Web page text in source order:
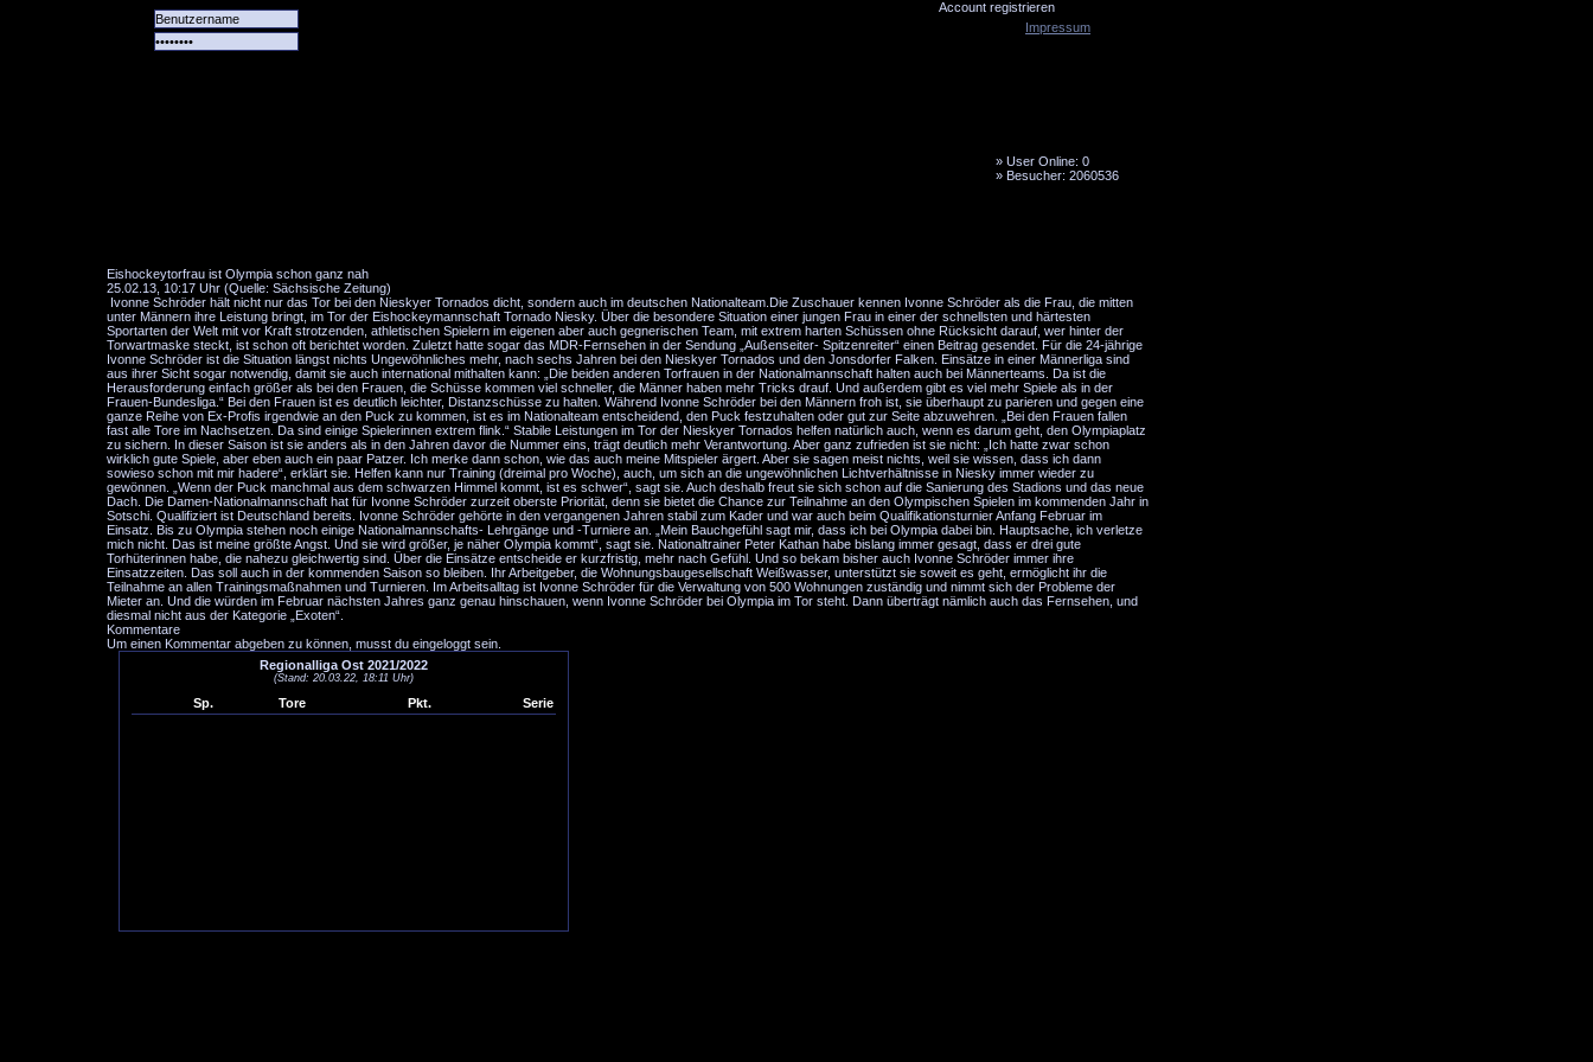
Account registrieren
» User Online: 0
» Besucher: 2060536
Eishockeytorfrau ist Olympia schon ganz nah
25.02.13, 10:17 Uhr (Quelle: Sächsische Zeitung)
Ivonne Schröder hält nicht nur das Tor bei den Nieskyer Tornados dicht, sondern auch im deutschen Nationalteam.Die Zuschauer kennen Ivonne Schröder als die Frau, die mitten
unter Männern ihre Leistung bringt, im Tor der Eishockeymannschaft Tornado Niesky. Über die besondere Situation einer jungen Frau in einer der schnellsten und härtesten
Sportarten der Welt mit vor Kraft strotzenden, athletischen Spielern im eigenen aber auch gegnerischen Team, mit extrem harten Schüssen ohne Rücksicht darauf, wer hinter der
Torwartmaske steckt, ist schon oft berichtet worden. Zuletzt hatte sogar das MDR-Fernsehen in der Sendung „Außenseiter- Spitzenreiter“ einen Beitrag gesendet. Für die 24-jährige
Ivonne Schröder ist die Situation längst nichts Ungewöhnliches mehr, nach sechs Jahren bei den Nieskyer Tornados und den Jonsdorfer Falken. Einsätze in einer Männerliga sind
aus ihrer Sicht sogar notwendig, damit sie auch international mithalten kann: „Die beiden anderen Torfrauen in der Nationalmannschaft halten auch bei Männerteams. Da ist die
Herausforderung einfach größer als bei den Frauen, die Schüsse kommen viel schneller, die Männer haben mehr Tricks drauf. Und außerdem gibt es viel mehr Spiele als in der
Frauen-Bundesliga.“ Bei den Frauen ist es deutlich leichter, Distanzschüsse zu halten. Während Ivonne Schröder bei den Männern froh ist, sie überhaupt zu parieren und gegen eine
ganze Reihe von Ex-Profis irgendwie an den Puck zu kommen, ist es im Nationalteam entscheidend, den Puck festzuhalten oder gut zur Seite abzuwehren. „Bei den Frauen fallen
fast alle Tore im Nachsetzen. Da sind einige Spielerinnen extrem flink.“ Stabile Leistungen im Tor der Nieskyer Tornados helfen natürlich auch, wenn es darum geht, den Olympiaplatz
zu sichern. In dieser Saison ist sie anders als in den Jahren davor die Nummer eins, trägt deutlich mehr Verantwortung. Aber ganz zufrieden ist sie nicht: „Ich hatte zwar schon
wirklich gute Spiele, aber eben auch ein paar Patzer. Ich merke dann schon, wie das auch meine Mitspieler ärgert. Aber sie sagen meist nichts, weil sie wissen, dass ich dann
sowieso schon mit mir hadere“, erklärt sie. Helfen kann nur Training (dreimal pro Woche), auch, um sich an die ungewöhnlichen Lichtverhältnisse in Niesky immer wieder zu
gewönnen. „Wenn der Puck manchmal aus dem schwarzen Himmel kommt, ist es schwer“, sagt sie. Auch deshalb freut sie sich schon auf die Sanierung des Stadions und das neue
Dach. Die Damen-Nationalmannschaft hat für Ivonne Schröder zurzeit oberste Priorität, denn sie bietet die Chance zur Teilnahme an den Olympischen Spielen im kommenden Jahr in
Sotschi. Qualifiziert ist Deutschland bereits. Ivonne Schröder gehörte in den vergangenen Jahren stabil zum Kader und war auch beim Qualifikationsturnier Anfang Februar im
Einsatz. Bis zu Olympia stehen noch einige Nationalmannschafts- Lehrgänge und -Turniere an. „Mein Bauchgefühl sagt mir, dass ich bei Olympia dabei bin. Hauptsache, ich verletze
mich nicht. Das ist meine größte Angst. Und sie wird größer, je näher Olympia kommt“, sagt sie. Nationaltrainer Peter Kathan habe bislang immer gesagt, dass er drei gute
Torhüterinnen habe, die nahezu gleichwertig sind. Über die Einsätze entscheide er kurzfristig, mehr nach Gefühl. Und so bekam bisher auch Ivonne Schröder immer ihre
Einsatzzeiten. Das soll auch in der kommenden Saison so bleiben. Ihr Arbeitgeber, die Wohnungsbaugesellschaft Weißwasser, unterstützt sie soweit es geht, ermöglicht ihr die
Teilnahme an allen Trainingsmaßnahmen und Turnieren. Im Arbeitsalltag ist Ivonne Schröder für die Verwaltung von 500 Wohnungen zuständig und nimmt sich der Probleme der
Mieter an. Und die würden im Februar nächsten Jahres ganz genau hinschauen, wenn Ivonne Schröder bei Olympia im Tor steht. Dann überträgt nämlich auch das Fernsehen, und
diesmal nicht aus der Kategorie „Exoten“.
Kommentare
Um einen Kommentar abgeben zu können, musst du eingeloggt sein.
Regionalliga Ost 2021/2022
(Stand: 20.03.22, 18:11 Uhr)
Sp. Tore Pkt. Serie
Impressum